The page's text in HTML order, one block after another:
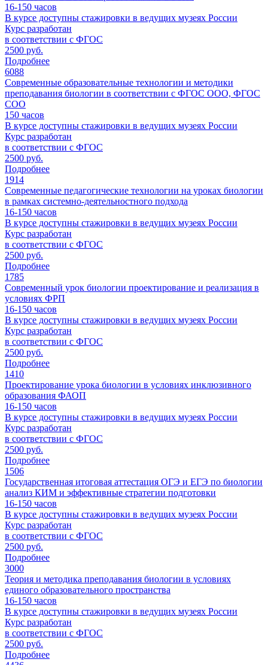
16-150 часов
В курсе доступны стажировки в ведущих музеях России
Курс разработан
в соответствии с ФГОС
2500 руб.
Подробнее
6088
Современные образовательные технологии и методики
преподавания биологии в соответствии с ФГОС ООО, ФГОС
СОО
150 часов
В курсе доступны стажировки в ведущих музеях России
Курс разработан
в соответствии с ФГОС
2500 руб.
Подробнее
1914
Современные педагогические технологии на уроках биологии
в рамках системно-деятельностного подхода
16-150 часов
В курсе доступны стажировки в ведущих музеях России
Курс разработан
в соответствии с ФГОС
2500 руб.
Подробнее
1785
Современный урок биологии проектирование и реализация в
условиях ФРП
16-150 часов
В курсе доступны стажировки в ведущих музеях России
Курс разработан
в соответствии с ФГОС
2500 руб.
Подробнее
1410
Проектирование урока биологии в условиях инклюзивного
образования ФАОП
16-150 часов
В курсе доступны стажировки в ведущих музеях России
Курс разработан
в соответствии с ФГОС
2500 руб.
Подробнее
1506
Государственная итоговая аттестация ОГЭ и ЕГЭ по биологии
анализ КИМ и эффективные стратегии подготовки
16-150 часов
В курсе доступны стажировки в ведущих музеях России
Курс разработан
в соответствии с ФГОС
2500 руб.
Подробнее
3000
Теория и методика преподавания биологии в условиях
единого образовательного пространства
16-150 часов
В курсе доступны стажировки в ведущих музеях России
Курс разработан
в соответствии с ФГОС
2500 руб.
Подробнее